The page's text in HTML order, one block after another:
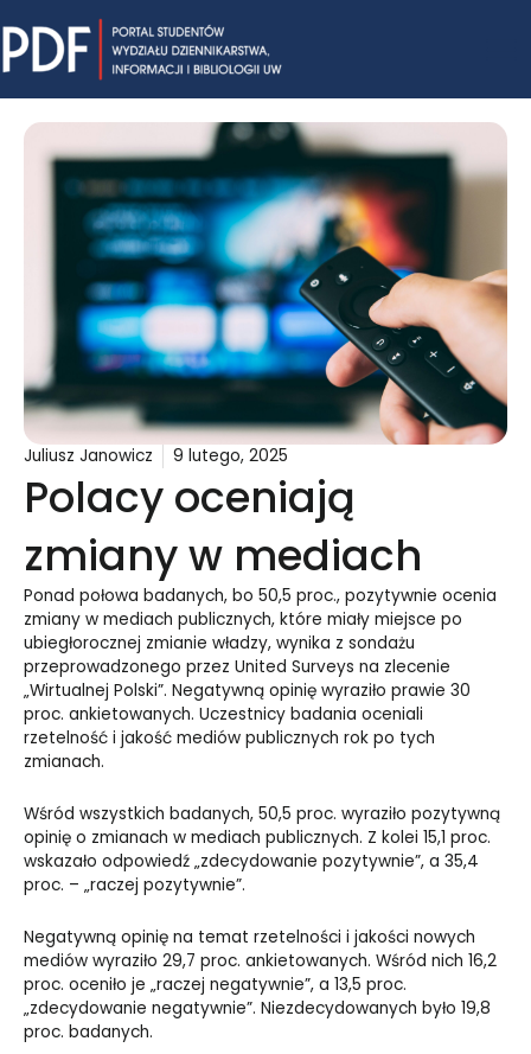
to
content
Juliusz Janowicz 9 lutego, 2025
Polacy oceniają
zmiany w mediach
Ponad połowa badanych, bo 50,5 proc., pozytywnie ocenia
zmiany w mediach publicznych, które miały miejsce po
ubiegłorocznej zmianie władzy, wynika z sondażu
przeprowadzonego przez United Surveys na zlecenie
„Wirtualnej Polski”. Negatywną opinię wyraziło prawie 30
proc. ankietowanych. Uczestnicy badania oceniali
rzetelność i jakość mediów publicznych rok po tych
zmianach.
Wśród wszystkich badanych, 50,5 proc. wyraziło pozytywną
opinię o zmianach w mediach publicznych. Z kolei 15,1 proc.
wskazało odpowiedź „zdecydowanie pozytywnie”, a 35,4
proc. – „raczej pozytywnie”.
Negatywną opinię na temat rzetelności i jakości nowych
mediów wyraziło 29,7 proc. ankietowanych. Wśród nich 16,2
proc. oceniło je „raczej negatywnie”, a 13,5 proc.
„zdecydowanie negatywnie”. Niezdecydowanych było 19,8
proc. badanych.